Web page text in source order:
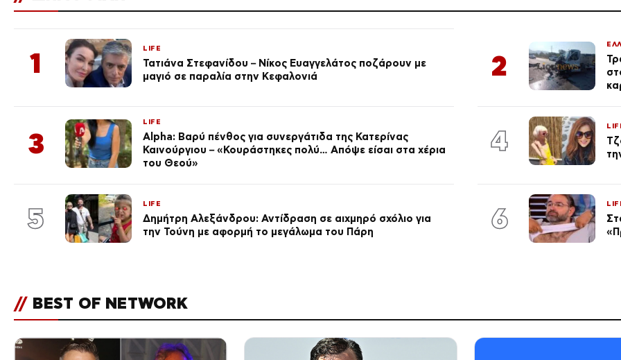
1 LIFE
Τατιάνα Στεφανίδου – Νίκος Ευαγγελάτος ποζάρουν με
μαγιό σε παραλία στην Κεφαλονιά
2
3
LIFE
Alpha: Βαρύ πένθος για συνεργάτιδα της Κατερίνας
Καινούργιου – «Κουράστηκες πολύ… Απόψε είσαι στα χέρια
του Θεού»
4
5 LIFE
Δημήτρη Αλεξάνδρου: Αντίδραση σε αιχμηρό σχόλιο για
την Τούνη με αφορμή το μεγάλωμα του Πάρη
6
// BEST OF NETWORK